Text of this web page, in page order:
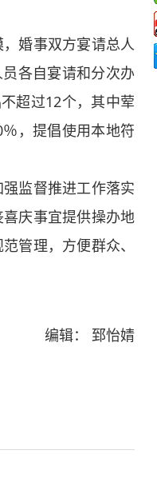
婚事双方宴请总人
各自宴请和分次办
超过12个，其中荤
，提倡使用本地符
监督推进工作落实
庆事宜提供操办地
管理，方便群众、
编辑： 郅怡婧